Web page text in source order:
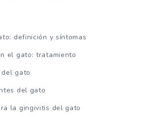
definición y síntomas
el gato: tratamiento
gato
del gato
la gingivitis del gato